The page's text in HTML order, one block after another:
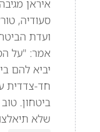
איראן
סעודיה,
ועדת
אמר: "על
יביא להם
חד-צדדית
ביטחון.
שלא